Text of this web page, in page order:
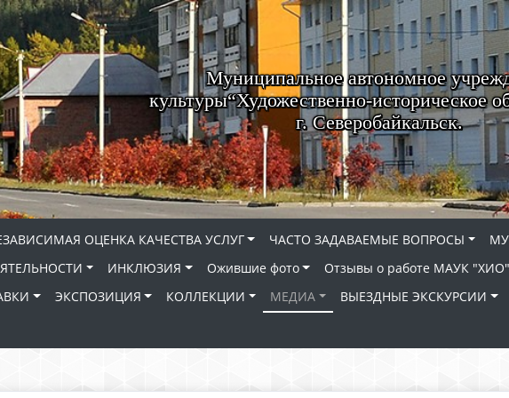
Муниципальное автономное
культуры“Художественно-историческое
г. Северобайкальск.
ОЦЕНКА КАЧЕСТВА УСЛУГ ЧАСТО ЗАДАВАЕМЫЕ ВОПРОСЫ
ИНКЛЮЗИЯ Ожившие фото
Отзывы о работе МАУК "ХИО"
ЭКСПОЗИЦИЯ КОЛЛЕКЦИИ МЕДИА
ВЫЕЗДНЫЕ ЭКСКУРСИИ